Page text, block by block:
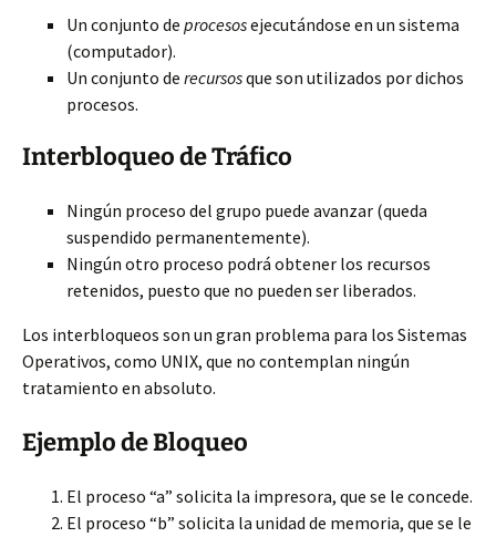
Un conjunto de procesosejecutándose en un sistema
(computador).
Un conjunto de recursosque son utilizados por dichos
procesos.
Interbloqueo de Tráfico
Ningún proceso del grupo puede avanzar (queda
suspendido permanentemente).
Ningún otro proceso podrá obtener los recursos
retenidos, puesto que no pueden ser liberados.
Los interbloqueos son un gran problema para los Sistemas
Operativos, como UNIX, que no contemplan ningún
tratamiento en absoluto.
Ejemplo de Bloqueo
El proceso “a” solicita la impresora, que se le concede.
El proceso “b” solicita la unidad de memoria, que se le